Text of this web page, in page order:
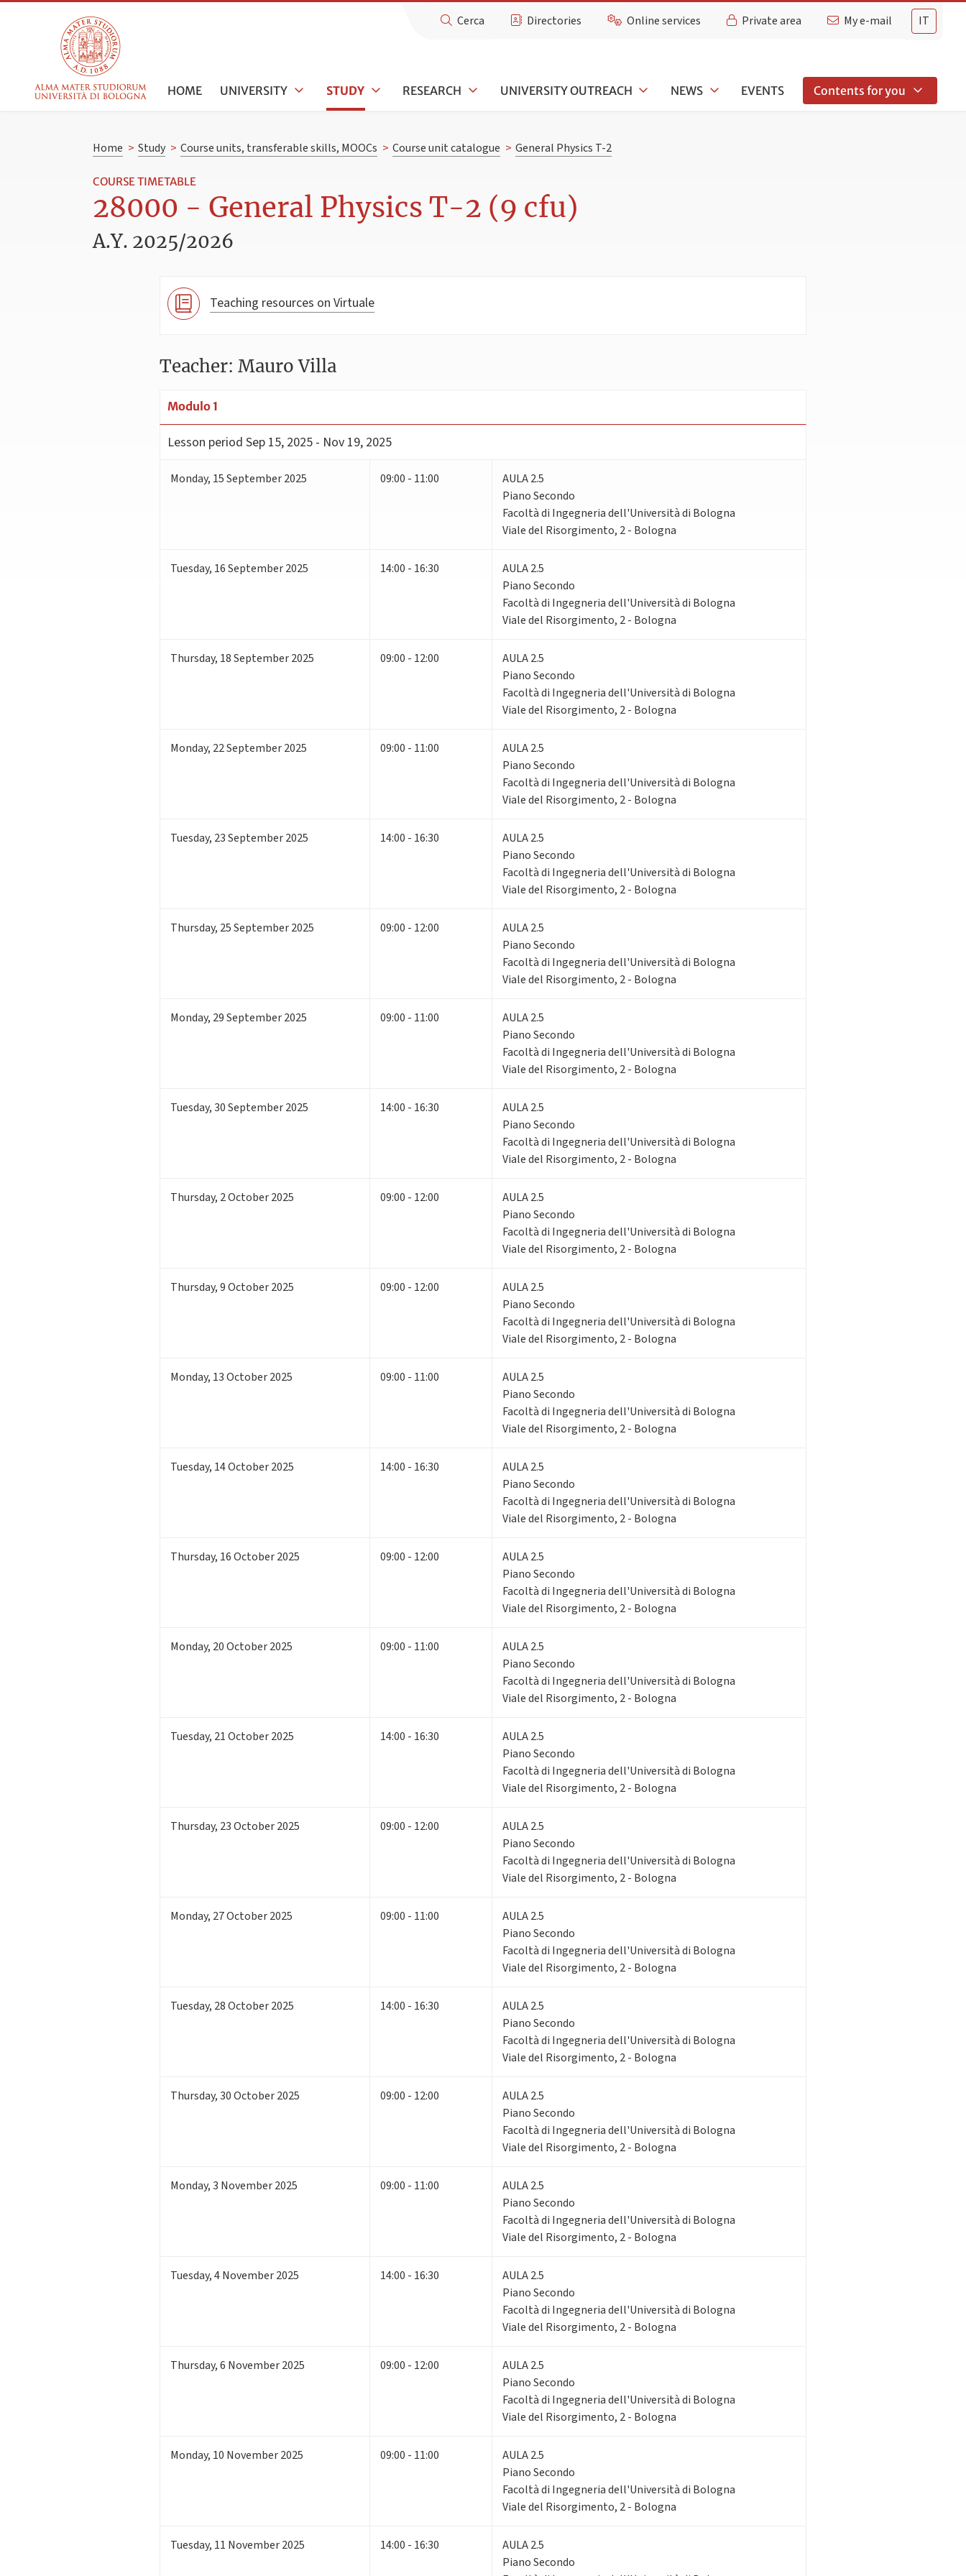
IT
Cerca Directories Online services Private area My e-mail
HOME UNIVERSITY STUDY RESEARCH UNIVERSITY OUTREACH NEWS EVENTS Contents for you
Home > Study > Course units, transferable skills, MOOCs > Course unit catalogue > General Physics T-2
COURSE TIMETABLE
28000 - General Physics T-2 (9 cfu)
A.Y. 2025/2026
Teaching resources on Virtuale
Teacher: Mauro Villa
Modulo 1
Lesson period Sep 15, 2025 - Nov 19, 2025
Monday, 15September 2025 09:00 - 11:00
AULA 2.5
Piano Secondo
Facoltà di Ingegneria dell'Università di Bologna
Viale del Risorgimento, 2 - Bologna
Tuesday, 16September 2025 14:00 - 16:30
AULA 2.5
Piano Secondo
Facoltà di Ingegneria dell'Università di Bologna
Viale del Risorgimento, 2 - Bologna
Thursday, 18September 2025 09:00 - 12:00
AULA 2.5
Piano Secondo
Facoltà di Ingegneria dell'Università di Bologna
Viale del Risorgimento, 2 - Bologna
Monday, 22September 2025 09:00 - 11:00
AULA 2.5
Piano Secondo
Facoltà di Ingegneria dell'Università di Bologna
Viale del Risorgimento, 2 - Bologna
Tuesday, 23September 2025 14:00 - 16:30
AULA 2.5
Piano Secondo
Facoltà di Ingegneria dell'Università di Bologna
Viale del Risorgimento, 2 - Bologna
Thursday, 25September 2025 09:00 - 12:00
AULA 2.5
Piano Secondo
Facoltà di Ingegneria dell'Università di Bologna
Viale del Risorgimento, 2 - Bologna
Monday, 29September 2025 09:00 - 11:00
AULA 2.5
Piano Secondo
Facoltà di Ingegneria dell'Università di Bologna
Viale del Risorgimento, 2 - Bologna
Tuesday,30September 2025 14:00 - 16:30
AULA 2.5
Piano Secondo
Facoltà di Ingegneria dell'Università di Bologna
Viale del Risorgimento, 2 - Bologna
Thursday, 2October 2025 09:00 - 12:00
AULA 2.5
Piano Secondo
Facoltà di Ingegneria dell'Università di Bologna
Viale del Risorgimento, 2 - Bologna
Thursday,9October 2025 09:00 - 12:00
AULA 2.5
Piano Secondo
Facoltà di Ingegneria dell'Università di Bologna
Viale del Risorgimento, 2 - Bologna
Monday, 13October 2025 09:00 - 11:00
AULA 2.5
Piano Secondo
Facoltà di Ingegneria dell'Università di Bologna
Viale del Risorgimento, 2 - Bologna
Tuesday, 14October 2025 14:00 - 16:30
AULA 2.5
Piano Secondo
Facoltà di Ingegneria dell'Università di Bologna
Viale del Risorgimento, 2 - Bologna
Thursday, 16October 2025 09:00 - 12:00
AULA 2.5
Piano Secondo
Facoltà di Ingegneria dell'Università di Bologna
Viale del Risorgimento, 2 - Bologna
Monday, 20October 2025 09:00 - 11:00
AULA 2.5
Piano Secondo
Facoltà di Ingegneria dell'Università di Bologna
Viale del Risorgimento, 2 - Bologna
Tuesday, 21October 2025 14:00 - 16:30
AULA 2.5
Piano Secondo
Facoltà di Ingegneria dell'Università di Bologna
Viale del Risorgimento, 2 - Bologna
Thursday, 23October 2025 09:00 - 12:00
AULA 2.5
Piano Secondo
Facoltà di Ingegneria dell'Università di Bologna
Viale del Risorgimento, 2 - Bologna
Monday, 27October 2025 09:00 - 11:00
AULA 2.5
Piano Secondo
Facoltà di Ingegneria dell'Università di Bologna
Viale del Risorgimento, 2 - Bologna
Tuesday, 28October 2025 14:00 - 16:30
AULA 2.5
Piano Secondo
Facoltà di Ingegneria dell'Università di Bologna
Viale del Risorgimento, 2 - Bologna
Thursday,30October 2025 09:00 - 12:00
AULA 2.5
Piano Secondo
Facoltà di Ingegneria dell'Università di Bologna
Viale del Risorgimento, 2 - Bologna
Monday,3 November 2025 09:00 - 11:00
AULA 2.5
Piano Secondo
Facoltà di Ingegneria dell'Università di Bologna
Viale del Risorgimento, 2 - Bologna
Tuesday,4November 2025 14:00 - 16:30
AULA 2.5
Piano Secondo
Facoltà di Ingegneria dell'Università di Bologna
Viale del Risorgimento, 2 - Bologna
Thursday,6 November 2025 09:00 - 12:00
AULA 2.5
Piano Secondo
Facoltà di Ingegneria dell'Università di Bologna
Viale del Risorgimento, 2 - Bologna
Monday, 10 November 2025 09:00 - 11:00
AULA 2.5
Piano Secondo
Facoltà di Ingegneria dell'Università di Bologna
Viale del Risorgimento, 2 - Bologna
Tuesday, 11 November 2025 14:00 - 16:30
AULA 2.5
Piano Secondo